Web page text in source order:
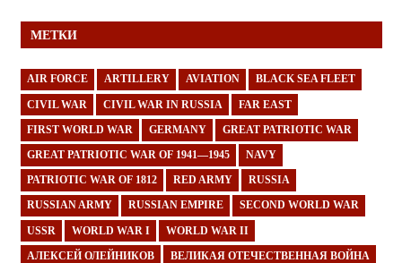
МЕТКИ
AIR FORCE ARTILLERY AVIATION BLACK SEA FLEET
CIVIL WAR CIVIL WAR IN RUSSIA FAR EAST
FIRST WORLD WAR GERMANY GREAT PATRIOTIC WAR
GREAT PATRIOTIC WAR OF 1941—1945 NAVY
PATRIOTIC WAR OF 1812 RED ARMY RUSSIA
RUSSIAN ARMY RUSSIAN EMPIRE SECOND WORLD WAR
USSR WORLD WAR I WORLD WAR II
АЛЕКСЕЙ ОЛЕЙНИКОВ ВЕЛИКАЯ ОТЕЧЕСТВЕННАЯ ВОЙНА